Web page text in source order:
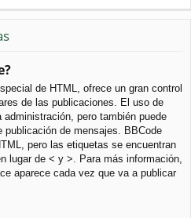
de HTML, ofrece un gran control
de las publicaciones. El uso de
pero también puede
publicación de mensajes. BBCode
pero las etiquetas se encuentran
lugar de < y >. Para más información,
aparece cada vez que va a publicar